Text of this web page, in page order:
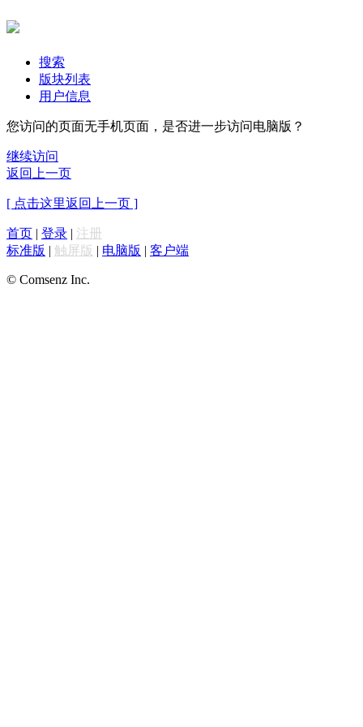
搜索
版块列表
用户信息
您访问的页面无手机页面，是否进一步访问电脑版？
继续访问
返回上一页
[ 点击这里返回上一页 ]
首页 | 登录 | 注册
标准版 | 触屏版 | 电脑版 | 客户端
© Comsenz Inc.